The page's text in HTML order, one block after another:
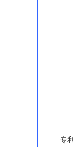
专利